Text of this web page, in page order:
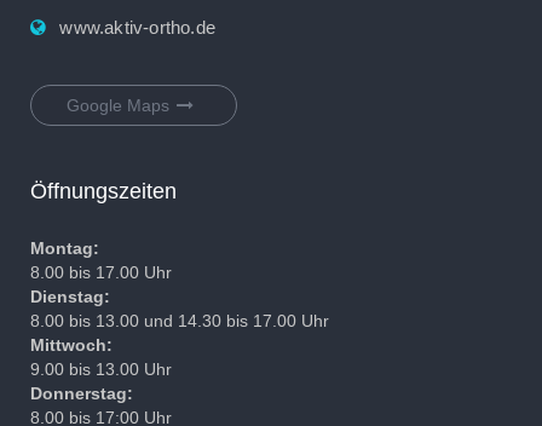
www.aktiv-ortho.de
Google Maps
Öffnungszeiten
Montag:
8.00 bis 17.00 Uhr
Dienstag:
8.00 bis 13.00 und 14.30 bis 17.00 Uhr
Mittwoch:
9.00 bis 13.00 Uhr
Donnerstag:
8.00 bis 17:00 Uhr